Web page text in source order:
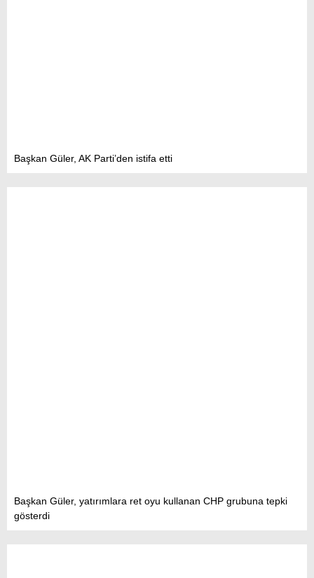
Başkan Güler, AK Parti’den istifa etti
Başkan Güler, yatırımlara ret oyu kullanan CHP grubuna tepki
gösterdi